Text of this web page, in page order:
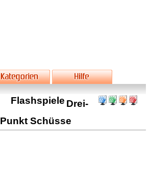
Flashspiele Drei-
Punkt Schüsse